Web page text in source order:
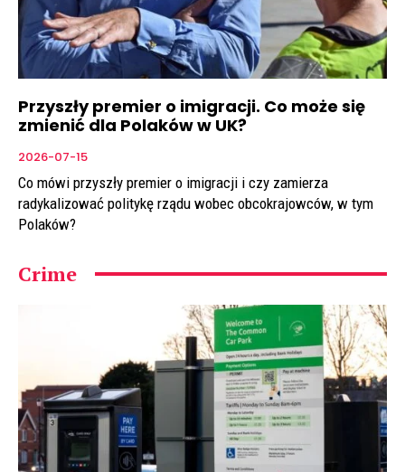
Przyszły premier o imigracji. Co może się
zmienić dla Polaków w UK?
2026-07-15
Co mówi przyszły premier o imigracji i czy zamierza
radykalizować politykę rządu wobec obcokrajowców, w tym
Polaków?
Crime